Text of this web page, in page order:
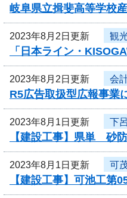
岐阜県立揖斐高等学校
2023年8月2日更新 観
「日本ライン・
2023年8月2日更新 会
R5広告取扱型広報事業
2023年8月1日更新 下
【建設工事】県単 砂
2023年8月1日更新 可
【建設工事】可池工第